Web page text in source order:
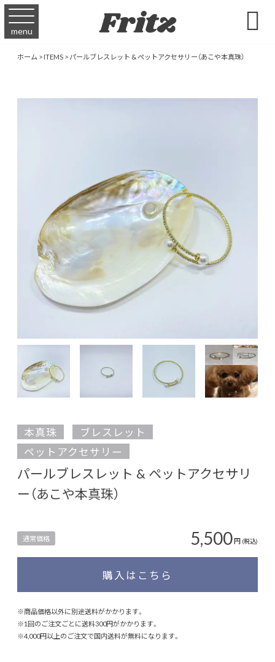
menu 
ホーム>ITEMS>パールブレスレット & ペットアクセサリー（あこや本真珠）
本真珠
ブレスレット
ペットアクセサリー
パールブレスレット & ペットアクセサリ
ー（あこや本真珠）
通常価格 5,500円 (税込)
購入はこちら
※商品価格以外に別途送料がかかります。
※1回のご注文ごとに送料300円がかかります。
※4,000円以上のご注文で国内送料が無料になります。